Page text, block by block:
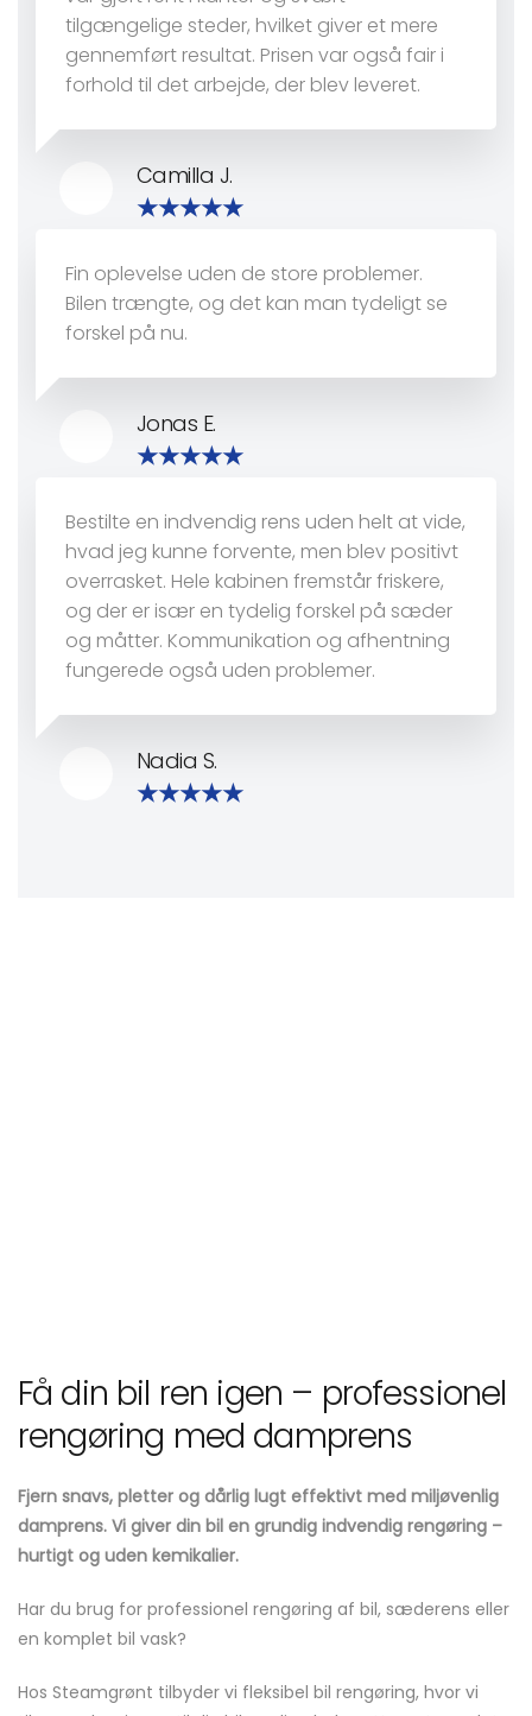
tilgængelige steder, hvilket giver et mere
gennemført resultat. Prisen var også fair i
forhold til det arbejde, der blev leveret.
Camilla J.
Fin oplevelse uden de store problemer.
Bilen trængte, og det kan man tydeligt se
forskel på nu.
Jonas E.
Bestilte en indvendig rens uden helt at vide,
hvad jeg kunne forvente, men blev positivt
overrasket. Hele kabinen fremstår friskere,
og der er især en tydelig forskel på sæder
og måtter. Kommunikation og afhentning
fungerede også uden problemer.
Nadia S.
Få din bil ren igen – professionel
rengøring med damprens
Fjern snavs, pletter og dårlig lugt effektivt med miljøvenlig
damprens. Vi giver din bil en grundig indvendig rengøring –
hurtigt og uden kemikalier.
Har du brug for professionel rengøring af bil, sæderens eller
en komplet bil vask?
Hos Steamgrønt tilbyder vi fleksibel bil rengøring, hvor vi